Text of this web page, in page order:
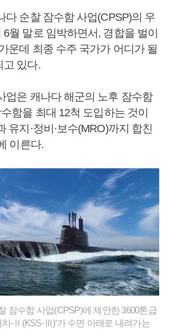
다 순찰 잠수함 사업(CPSP)의 우
월 말로 임박하면서, 경합을 벌이
운데 최종 수주 국가가 어디가 될
고 있다.
업은 캐나다 해군의 노후 잠수함
함을 최대 12척 도입하는 것이
유지·정비·보수(MRO)까지 합친
이른다.
잠수함 사업(CPSP)에 제안한 3600톤급
-Ⅱ(KSS-Ⅲ)’가 수면 아래로 내려가는